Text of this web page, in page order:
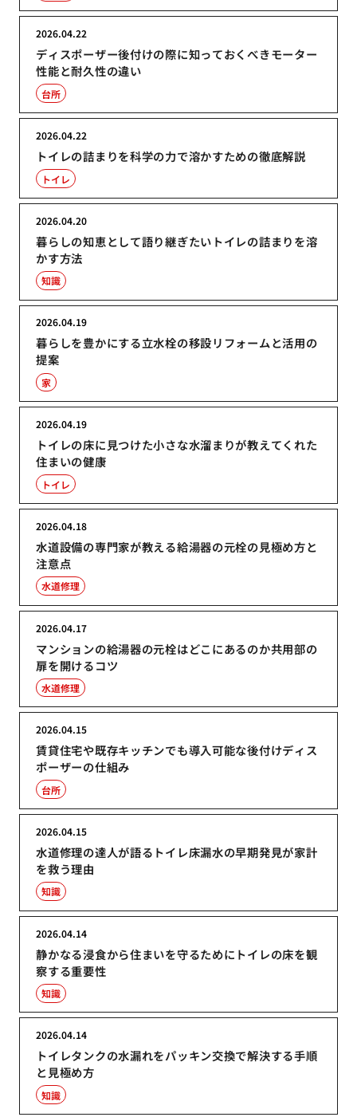
ディスポーザー後付けの際に知っておくべきモーター
性能と耐久性の違い
2026.04.22
台所
トイレの詰まりを科学の力で溶かすための徹底解説
2026.04.22
トイレ
暮らしの知恵として語り継ぎたいトイレの詰まりを溶
かす方法
2026.04.20
知識
暮らしを豊かにする立水栓の移設リフォームと活用の
提案
2026.04.19
家
トイレの床に見つけた小さな水溜まりが教えてくれた
住まいの健康
2026.04.19
トイレ
水道設備の専門家が教える給湯器の元栓の見極め方と
注意点
2026.04.18
水道修理
マンションの給湯器の元栓はどこにあるのか共用部の
扉を開けるコツ
2026.04.17
水道修理
賃貸住宅や既存キッチンでも導入可能な後付けディス
ポーザーの仕組み
2026.04.15
台所
水道修理の達人が語るトイレ床漏水の早期発見が家計
を救う理由
2026.04.15
知識
静かなる浸食から住まいを守るためにトイレの床を観
察する重要性
2026.04.14
知識
トイレタンクの水漏れをパッキン交換で解決する手順
と見極め方
2026.04.14
知識